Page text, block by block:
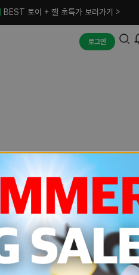
BEST 토이 + 젤 초특가 보러가기 >
로그인
예상치 못한 에러입니다.